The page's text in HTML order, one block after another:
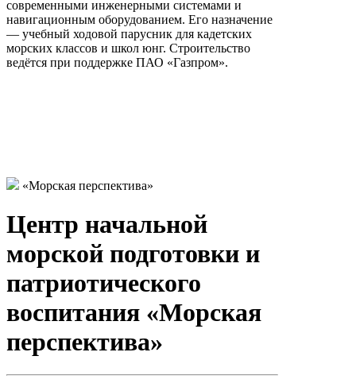
современными инженерными системами и
навигационным оборудованием. Его назначение
— учебный ходовой парусник для кадетских
морских классов и школ юнг. Строительство
ведётся при поддержке ПАО «Газпром».
«Морская перспектива»
Центр начальной
морской подготовки и
патриотического
воспитания «Морская
перспектива»